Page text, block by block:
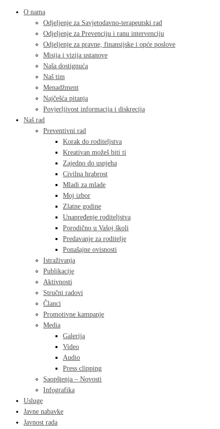
O nama
Odjeljenje za Savjetodavno-terapeutski rad
Odjeljenje za Prevenciju i ranu intervenciju
Odjeljenje za pravne, finansijske i opće poslove
Misija i vizija ustanove
Naša dostignuća
Naš tim
Menadžment
Najčešća pitanja
Povjerljivost informacija i diskrecija
Naš rad
Preventivni rad
Korak do roditeljstva
Kreativan možeš biti ti
Zajedno do uspjeha
Civilna hrabrost
Mladi za mlade
Moj izbor
Zlatne godine
Unapređenje roditeljstva
Porodično u Vašoj školi
Predavanje za roditelje
Ponašajne ovisnosti
Istraživanja
Publikacije
Aktivnosti
Stručni radovi
Članci
Promotivne kampanje
Media
Galerija
Video
Audio
Press clipping
Saopštenja – Novosti
Infografika
Usluge
Javne nabavke
Javnost rada